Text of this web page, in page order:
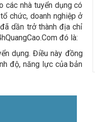
các nhà tuyển dụng có
chức, doanh nghiệp ở
dần trở thành địa chỉ
đó là:
dụng. Điều này đồng
độ, năng lực của bản